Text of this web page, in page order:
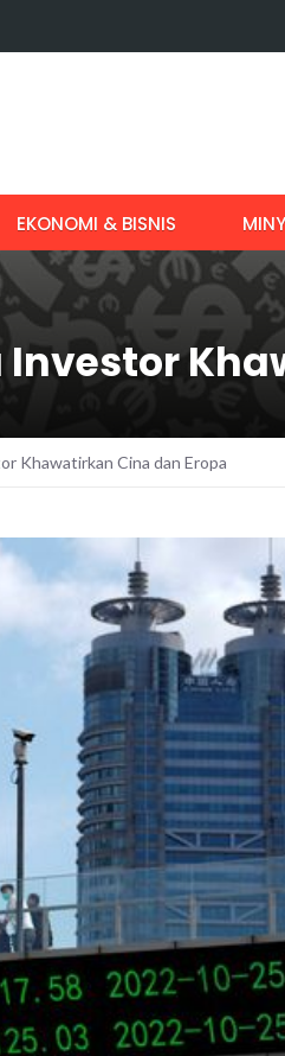
EKONOMI & BISNIS
Khawatirkan Cina dan Eropa